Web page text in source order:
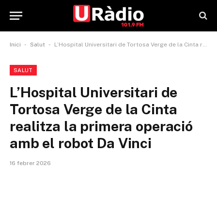
Inici - Salut - L’Hospital Universitari de Tortosa Verge de la Cinta realitza la primera operació amb el robot Da Vinci
SALUT
L’Hospital Universitari de
Tortosa Verge de la Cinta
realitza la primera operació
amb el robot Da Vinci
16 febrer 2026